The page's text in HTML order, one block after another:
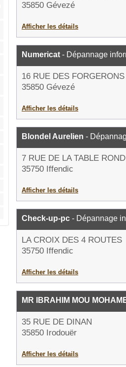
35850 Gévezé
Afficher les détails
Numericat - Dépannage
16 RUE DES FORGERONS
35850 Gévezé
Afficher les détails
Blondel Aurelien -
7 RUE DE LA TABLE
35750 Iffendic
Afficher les détails
Check-up-pc - Dépannage
LA CROIX DES 4 ROUTES
35750 Iffendic
Afficher les détails
MR IBRAHIM MOU
35 RUE DE DINAN
35850 Irodouër
Afficher les détails